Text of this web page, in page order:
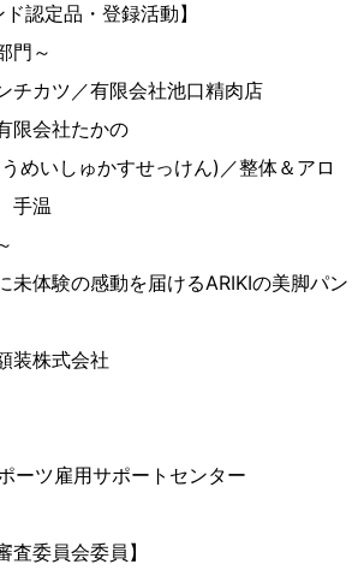
認定品・登録活動】
門～
チカツ／有限会社池口精肉店
限会社たかの
めいしゅかすせっけん)／整体＆アロ
手温
体験の感動を届けるARIKIの美脚パン
装株式会社
ーツ雇用サポートセンター
査委員会委員】